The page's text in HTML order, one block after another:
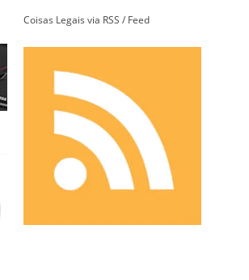
Coisas Legais via RSS / Feed